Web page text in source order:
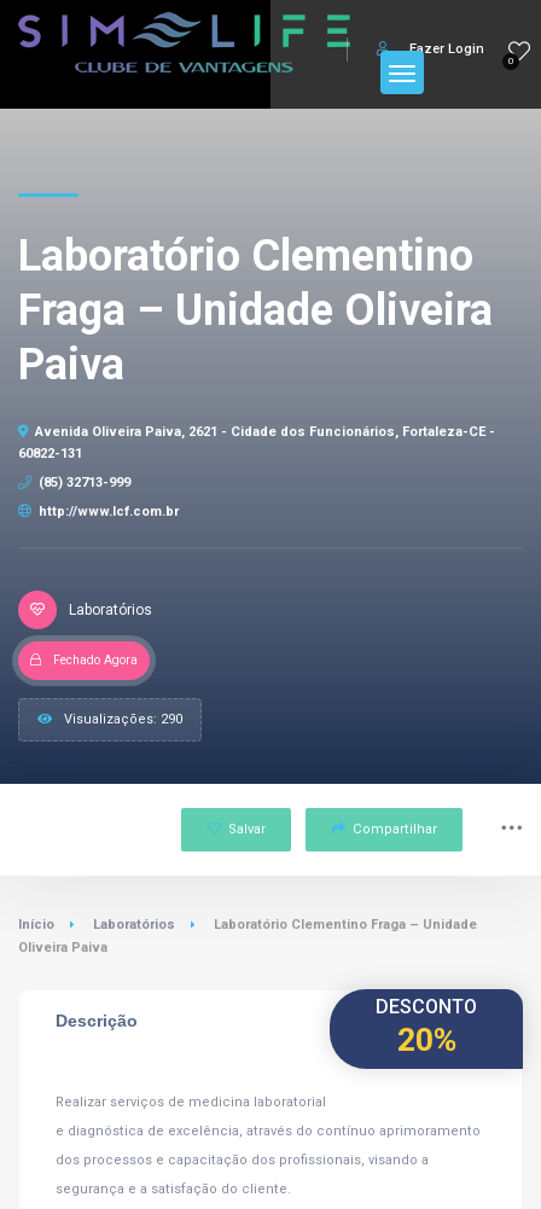
0
Fazer Login
Laboratório Clementino
Fraga – Unidade Oliveira
Paiva
Avenida Oliveira Paiva, 2621 - Cidade dos Funcionários, Fortaleza-CE -
60822-131
(85) 32713-999
http://www.lcf.com.br
Laboratórios
Fechado Agora
Visualizações: 290
Salvar Compartilhar
Início Laboratórios
Laboratório Clementino Fraga – Unidade
Oliveira Paiva
DESCONTO
20%
Descrição
Realizar serviços de medicina laboratorial
e diagnóstica de excelência, através do contínuo aprimoramento
dos processos e capacitação dos profissionais, visando a
segurança e a satisfação do cliente.